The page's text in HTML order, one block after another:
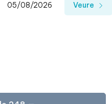
05/08/2026 Veure